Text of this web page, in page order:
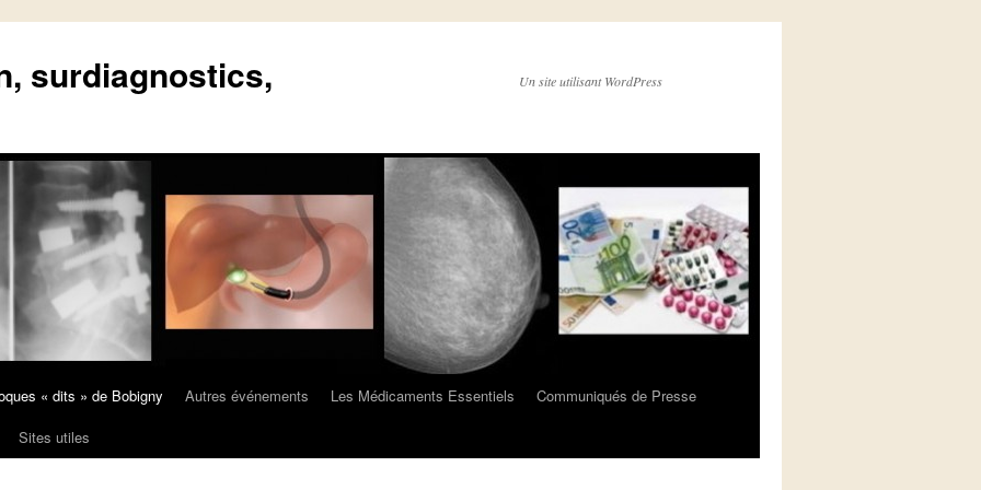
surdiagnostics,
Un site utilisant WordPress
« dits » de Bobigny Autres événements Les Médicaments Essentiels
Communiqués de Presse
Sites utiles